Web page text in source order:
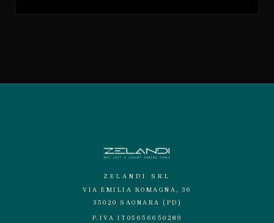
ZELANDI SRL
VIA EMILIA ROMAGNA, 36
35020 SAONARA (PD)
P.IVA IT05656650289